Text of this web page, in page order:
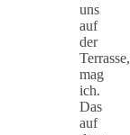
uns
auf
der
Terrasse,
mag
ich.
Das
auf